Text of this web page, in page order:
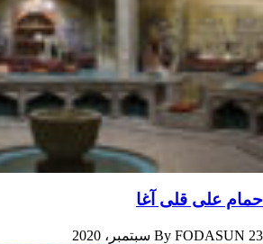
حمام علی‌ قلی‌ آغا
By FODASUN 23 سبتمبر، 2020